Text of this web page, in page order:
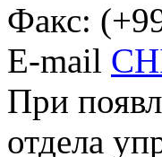
Факс:
E-mail
При
отдела